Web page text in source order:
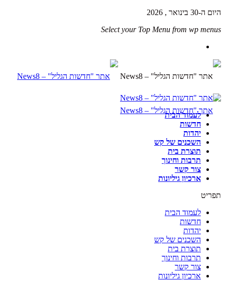
היום ה-30 בינואר , 2026
Select your Top Menu from wp menus
לעמוד הבית
חדשות
יהדות
השכנים של קש
תוצרת בית
תרבות וחינוך
צור קשר
ארכיון גיליונות
תפריט
לעמוד הבית
חדשות
יהדות
השכנים של קש
תוצרת בית
תרבות וחינוך
צור קשר
ארכיון גיליונות